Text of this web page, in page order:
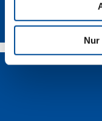
Nur